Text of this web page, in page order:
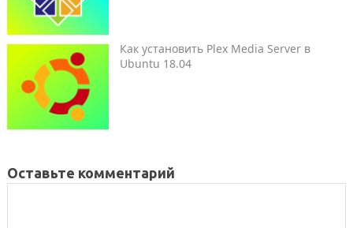
Как установить Plex Media Server в
Ubuntu 18.04
Оставьте комментарий